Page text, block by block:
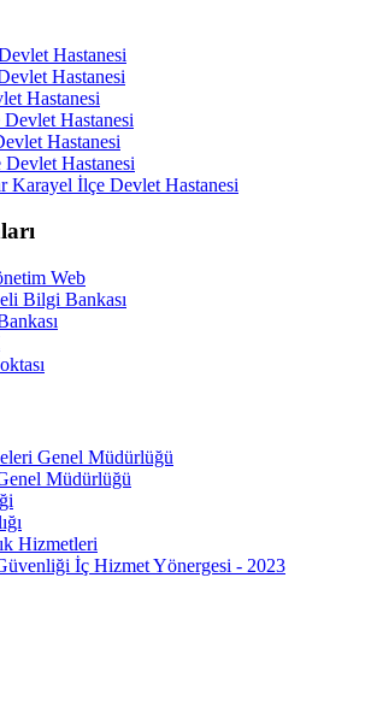
Hastanesi
Hastanesi
Hastanesi
Devlet Hastanesi
Hastanesi
Hastanesi
Karayel İlçe Devlet Hastanesi
Web
Bilgi Bankası
Genel Müdürlüğü
Müdürlüğü
Hizmetleri
İç Hizmet Yönergesi - 2023